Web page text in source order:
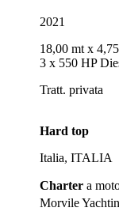
2021
18,00 mt x
3 x 550 HP
Tratt. privata
Hard top
Italia, ITALIA
Charter a
Morvile